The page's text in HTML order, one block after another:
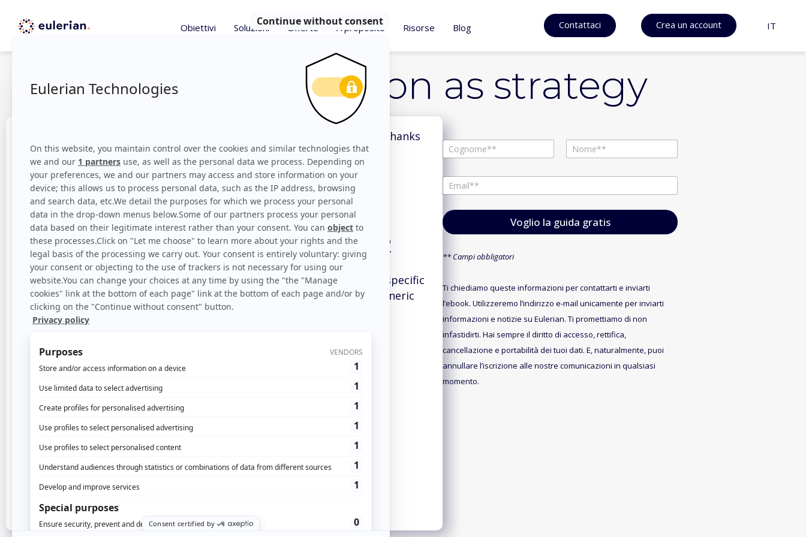
Obiettivi Soluzioni Offerte A proposito Risorse Blog Contattaci Crea un account IT
Ultra-personalization as strategy
How a telecom operator proposes tailor-made offers to its customers thanks
to the DMP.
Campaign numbers
25% Reach
client
via DMP on a customer
base of 10 M people
X4
Transformation rate via
adserver scenarios vs.
generic banners
CPA/2
on Facebook via specific
purchase vs. generic
N
a
e
m
i
l
m
l
E
m
i
l
Voglio la guida gratis
** Campi obbligatori
Ti chiediamo queste informazioni per contattarti e inviarti
l’ebook. Utilizzeremo l’indirizzo e-mail unicamente per inviarti
informazioni e notizie su Eulerian. Ti promettiamo di non
infastidirti. Hai sempre il diritto di accesso, rettifica,
cancellazione e portabilità dei tuoi dati. E, naturalmente, puoi
annullare l’iscrizione alle nostre comunicazioni in qualsiasi
momento.